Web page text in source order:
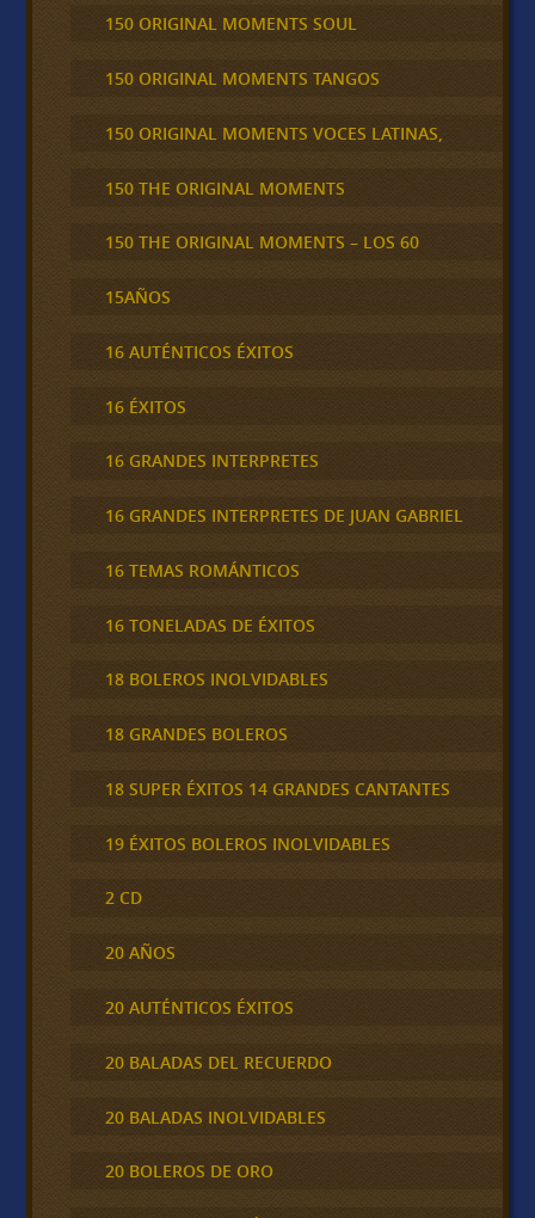
150 ORIGINAL MOMENTS SOUL
150 ORIGINAL MOMENTS TANGOS
150 ORIGINAL MOMENTS VOCES LATINAS,
150 THE ORIGINAL MOMENTS
150 THE ORIGINAL MOMENTS – LOS 60
15AÑOS
16 AUTÉNTICOS ÉXITOS
16 ÉXITOS
16 GRANDES INTERPRETES
16 GRANDES INTERPRETES DE JUAN GABRIEL
16 TEMAS ROMÁNTICOS
16 TONELADAS DE ÉXITOS
18 BOLEROS INOLVIDABLES
18 GRANDES BOLEROS
18 SUPER ÉXITOS 14 GRANDES CANTANTES
19 ÉXITOS BOLEROS INOLVIDABLES
2 CD
20 AÑOS
20 AUTÉNTICOS ÉXITOS
20 BALADAS DEL RECUERDO
20 BALADAS INOLVIDABLES
20 BOLEROS DE ORO